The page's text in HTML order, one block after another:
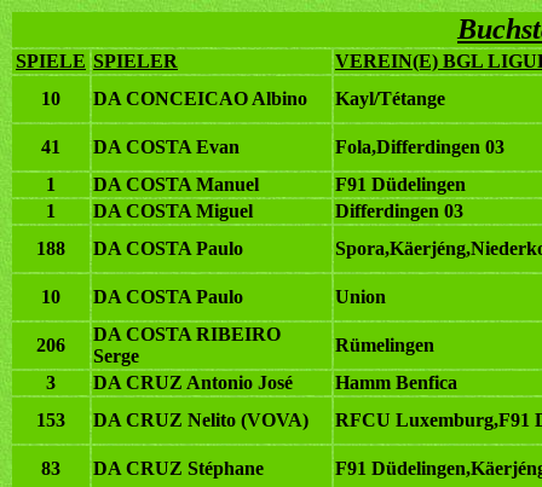
SPIELE SPIELER
VEREIN(E) BGL
10
DA CONCEICAO Albino Kayl/Tétange
41 DA COSTA Evan
Fola,Differdingen 03
1
DA COSTA Manuel
F91 Düdelingen
1
DA COSTA Miguel
Differdingen 03
188
DA COSTA Paulo
10 DA COSTA Paulo Union
206
DA COSTA RIBEIRO
Serge
Rümelingen
3
DA CRUZ Antonio José
Hamm Benfica
153
DA CRUZ Nelito (VOVA) RFCU Luxemburg,F91
83 DA CRUZ Stéphane F91